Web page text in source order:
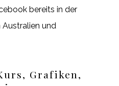
bereits in der
Australien und
Grafiken,